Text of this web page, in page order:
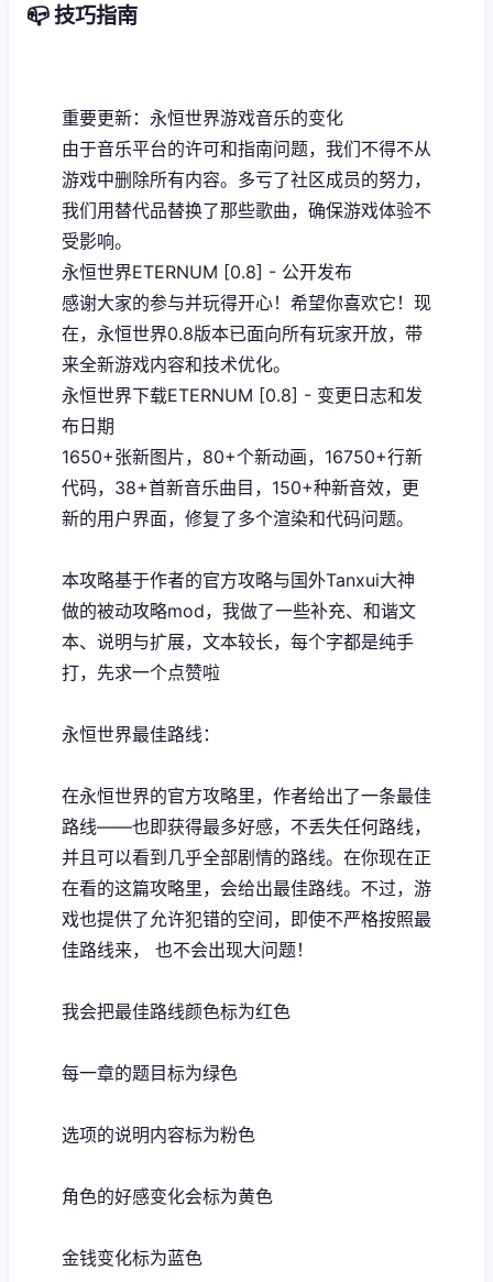
📪 技巧指南
重要更新：永恒世界游戏音乐的变化
由于音乐平台的许可和指南问题，我们不得不从
游戏中删除所有内容。多亏了社区成员的努力，
我们用替代品替换了那些歌曲，确保游戏体验不
受影响。
永恒世界ETERNUM [0.8] - 公开发布
感谢大家的参与并玩得开心！希望你喜欢它！现
在，永恒世界0.8版本已面向所有玩家开放，带
来全新游戏内容和技术优化。
永恒世界下载ETERNUM [0.8] - 变更日志和发
布日期
1650+张新图片，80+个新动画，16750+行新
代码，38+首新音乐曲目，150+种新音效，更
新的用户界面，修复了多个渲染和代码问题。
本攻略基于作者的官方攻略与国外Tanxui大神
做的被动攻略mod，我做了一些补充、和谐文
本、说明与扩展，文本较长，每个字都是纯手
打，先求一个点赞啦
永恒世界最佳路线：
在永恒世界的官方攻略里，作者给出了一条最佳
路线——也即获得最多好感，不丢失任何路线，
并且可以看到几乎全部剧情的路线。在你现在正
在看的这篇攻略里，会给出最佳路线。不过，游
戏也提供了允许犯错的空间，即使不严格按照最
佳路线来， 也不会出现大问题！
我会把最佳路线颜色标为红色
每一章的题目标为绿色
选项的说明内容标为粉色
角色的好感变化会标为黄色
金钱变化标为蓝色